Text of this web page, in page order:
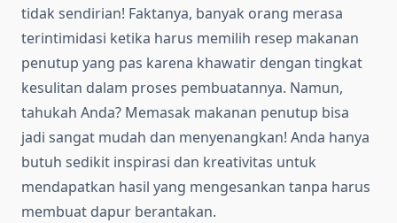
tidak sendirian! Faktanya, banyak orang merasa
terintimidasi ketika harus memilih resep makanan
penutup yang pas karena khawatir dengan tingkat
kesulitan dalam proses pembuatannya. Namun,
tahukah Anda? Memasak makanan penutup bisa
jadi sangat mudah dan menyenangkan! Anda hanya
butuh sedikit inspirasi dan kreativitas untuk
mendapatkan hasil yang mengesankan tanpa harus
membuat dapur berantakan.